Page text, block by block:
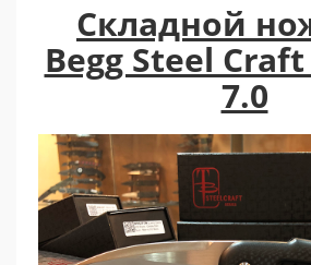
Складной
Begg Steel
7.0